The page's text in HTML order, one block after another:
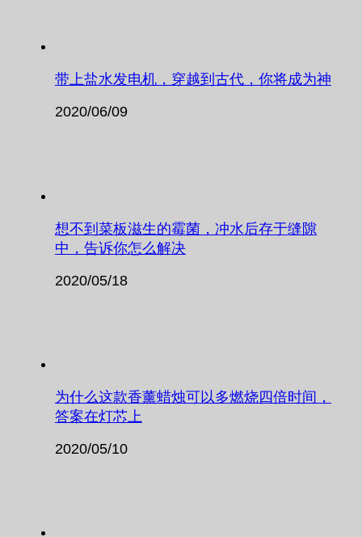
带上盐水发电机，穿越到古代，你将成为神
2020/06/09
想不到菜板滋生的霉菌，冲水后存于缝隙
中，告诉你怎么解决
2020/05/18
为什么这款香薰蜡烛可以多燃烧四倍时间，
答案在灯芯上
2020/05/10